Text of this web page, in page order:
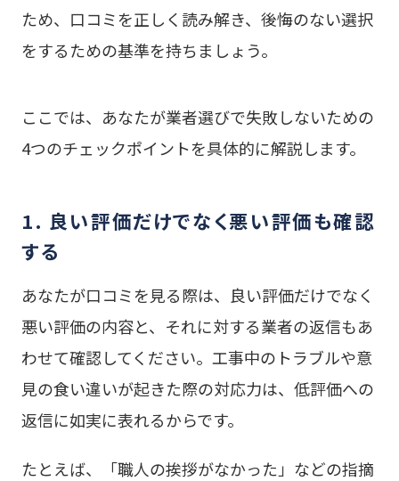
ため、口コミを正しく読み解き、後悔のない選択
をするための基準を持ちましょう。
ここでは、あなたが業者選びで失敗しないための
4つのチェックポイントを具体的に解説します。
1. 良い評価だけでなく悪い評価も確認
する
あなたが口コミを見る際は、良い評価だけでなく
悪い評価の内容と、それに対する業者の返信もあ
わせて確認してください。工事中のトラブルや意
見の食い違いが起きた際の対応力は、低評価への
返信に如実に表れるからです。
たとえば、「職人の挨拶がなかった」などの指摘